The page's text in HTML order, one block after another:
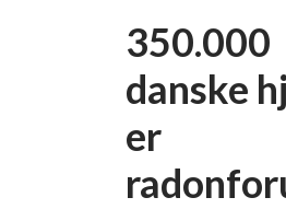
350.000
danske
er